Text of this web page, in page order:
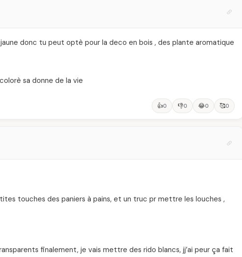
donc tu peut optè pour la deco en bois , des plante aromatique
sa donne de la vie
👍0 👎0 😂0 🥰0
touches des paniers à pains, et un truc pr mettre les louches ,
finalement, je vais mettre des rido blancs, jj’ai peur ça fait